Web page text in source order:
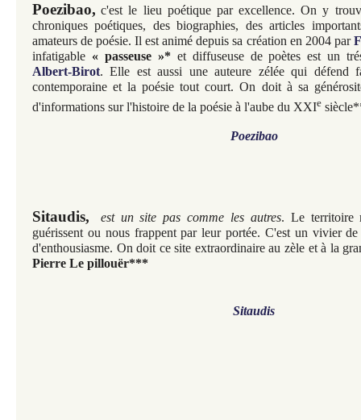
Poezibao, c'est le lieu poétique par excellence. On y
chroniques poétiques, des biographies, des articles
amateurs de poésie. Il est animé depuis sa création en 2004 par
infatigable « passeuse »* et diffuseuse de poètes est un
Albert-Birot. Elle est aussi une auteure zélée qui défend
contemporaine et la poésie tout court. On doit à sa
d'informations sur l'histoire de la poésie à l'aube du XXIe
Poezibao
Sitaudis, est un site pas comme les autres. Le territoire
guérissent ou nous frappent par leur portée. C'est un vivier
d'enthousiasme. On doit ce site extraordinaire au zèle et à la
Pierre Le pillouër***
Sitaudis